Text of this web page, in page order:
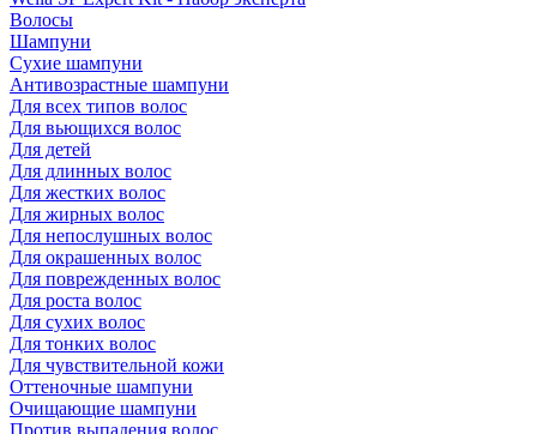
Волосы
Шампуни
Сухие шампуни
Антивозрастные шампуни
Для всех типов волос
Для вьющихся волос
Для детей
Для длинных волос
Для жестких волос
Для жирных волос
Для непослушных волос
Для окрашенных волос
Для поврежденных волос
Для роста волос
Для сухих волос
Для тонких волос
Для чувствительной кожи
Оттеночные шампуни
Очищающие шампуни
Против выпадения волос